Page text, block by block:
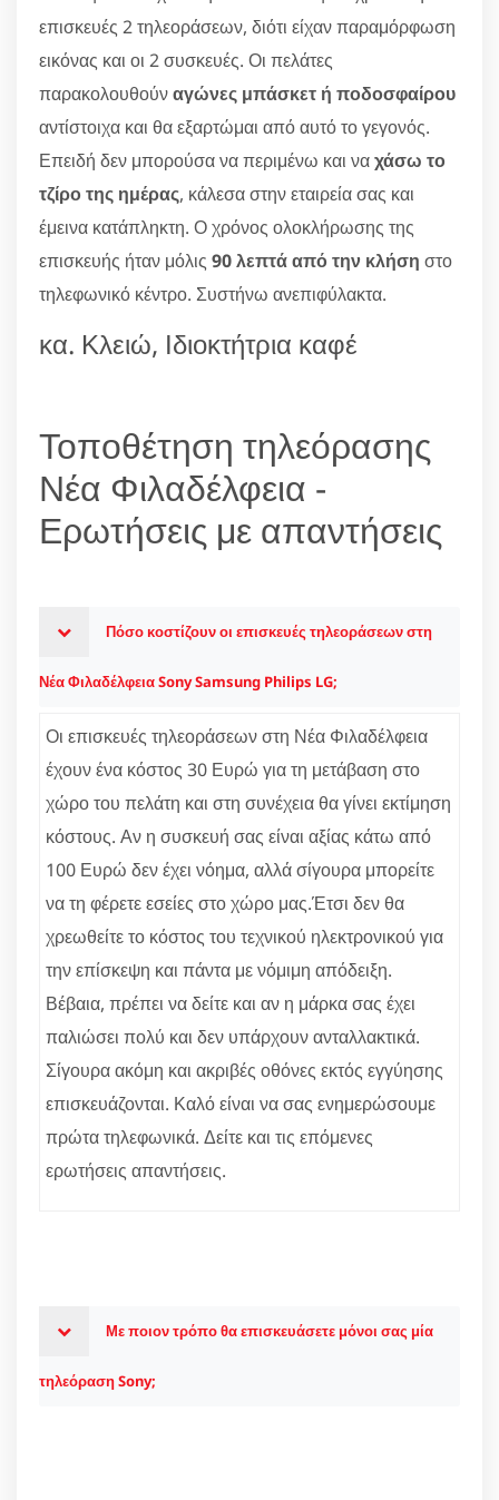
επισκευές 2 τηλεοράσεων, διότι είχαν παραμόρφωση
εικόνας και οι 2 συσκευές. Οι πελάτες
παρακολουθούναγώνες μπάσκετ ή ποδοσφαίρου
αντίστοιχα και θα εξαρτώμαι από αυτό το γεγονός.
Επειδή δεν μπορούσα να περιμένω και ναχάσω το
τζίρο της ημέρας, κάλεσα στην εταιρεία σας και
έμεινα κατάπληκτη. Ο χρόνος ολοκλήρωσης της
επισκευής ήταν μόλις 90 λεπτά από την κλήση στο
τηλεφωνικό κέντρο. Συστήνω ανεπιφύλακτα.
κα. Κλειώ, Ιδιοκτήτρια καφέ
Τοποθέτηση τηλεόρασης
Νέα Φιλαδέλφεια -
Ερωτήσεις με απαντήσεις
Πόσο κοστίζουν οι επισκευές τηλεοράσεων στη
Νέα Φιλαδέλφεια Sony Samsung Philips LG;
Οι επισκευές τηλεοράσεων στη Νέα Φιλαδέλφεια
έχουν ένα κόστος 30 Ευρώ για τη μετάβαση στο
χώρο του πελάτη και στη συνέχεια θα γίνει εκτίμηση
κόστους. Αν η συσκευή σας είναι αξίας κάτω από
100 Ευρώ δεν έχει νόημα, αλλά σίγουρα μπορείτε
να τη φέρετε εσείες στο χώρο μας.Έτσι δεν θα
χρεωθείτε το κόστος του τεχνικού ηλεκτρονικού για
την επίσκεψη και πάντα με νόμιμη απόδειξη.
Βέβαια, πρέπει να δείτε και αν η μάρκα σας έχει
παλιώσει πολύ και δεν υπάρχουν ανταλλακτικά.
Σίγουρα ακόμη και ακριβές οθόνες εκτός εγγύησης
επισκευάζονται. Καλό είναι να σας ενημερώσουμε
πρώτα τηλεφωνικά. Δείτε και τις επόμενες
ερωτήσεις απαντήσεις.
Με ποιον τρόπο θα επισκευάσετε μόνοι σας μία
τηλεόραση Sony;